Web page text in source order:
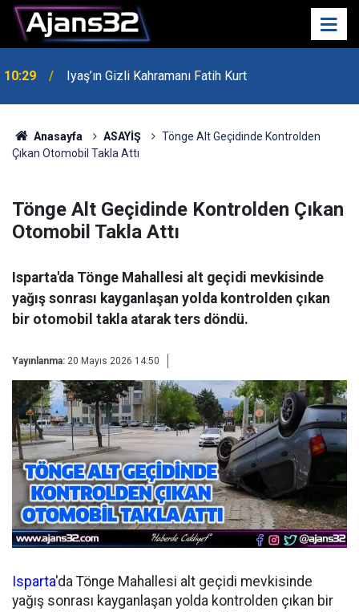
10:29 Iyaş’ın Gizli Kahramanı Fatih Kurt
00:52 Isparta'da Asker Eğlencesinde Kavga Çıktı
Anasayfa ASAYİŞ
Tönge Alt Geçidinde Kontrolden
Çıkan Otomobil Takla Attı
Tönge Alt Geçidinde Kontrolden Çıkan
Otomobil Takla Attı
Isparta'da Tönge Mahallesi alt geçidi mevkisinde
yağış sonrası kayganlaşan yolda kontrolden çıkan
bir otomobil takla atarak ters döndü.
Yayınlanma: 20 Mayıs 2026 14:50
Isparta'da Tönge Mahallesi alt geçidi mevkisinde
yağış sonrası kayganlaşan yolda kontrolden çıkan bir